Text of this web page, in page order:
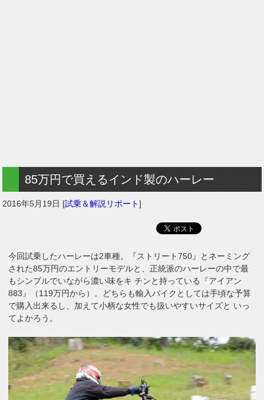
85万円で買えるインド製のハーレー
2016年5月19日 [試乗＆解説リポート]
今回試乗したハーレーは2車種。『ストリート750』とネーミング
された85万円のエントリーモデルと、正統派のハーレーの中で最
もシンプルでいながら濃い味をキ チンと持っている『アイアン
883』（119万円から）。どちらも輸入バイクとしては手頃な予算
で購入出来るし、加えて小柄な女性でも扱いやすいサイズと いっ
てよかろう。